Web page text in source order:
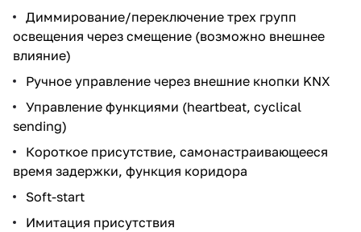
Диммирование/переключение трех групп
освещения через смещение (возможно внешнее
влияние)
Ручное управление через внешние кнопки KNX
Управление функциями (heartbeat, cyclical
sending)
Короткое присутствие, самонастраивающееся
время задержки, функция коридора
Soft-start
Имитация присутствия